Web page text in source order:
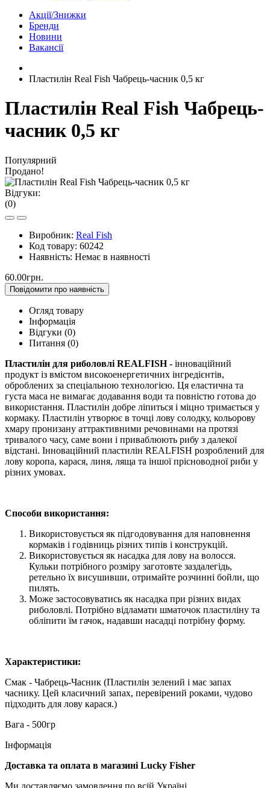
Акції/Знижки
Бренди
Новини
Вакансії
Пластилін Real Fish Чабрець-часник 0,5 кг
Пластилін Real Fish Чабрець-
часник 0,5 кг
Популярний
Продано!
Відгуки:
(0)
Виробник: Real Fish
Код товару: 60242
Наявність: Немає в наявності
60.00грн.
Повідомити про наявність
Огляд товару
Інформація
Відгуки (0)
Питання (0)
Пластилін для риболовлі REALFISH - інноваційний
продукт із вмістом високоенергетичних інгредієнтів,
оброблених за спеціальною технологією. Ця еластична та
густа маса не вимагає додавання води та повністю готова до
використання. Пластилін добре ліпиться і міцно тримається у
кормаку. Пластилін утворює в точці лову солодку, кольорову
хмару пронизану аттрактивними речовинами на протязі
тривалого часу, саме вони і приваблюють рибу з далекої
відстані. Інноваційний пластилін REALFISH розроблений для
лову коропа, карася, линя, ляща та іншої прісноводної риби у
різних умовах.
Способи використання:
Використовується як підгодовування для наповнення
кормаків і годівниць різних типів і конструкцій.
Використовується як насадка для лову на волосся.
Кульки потрібного розміру заготовте заздалегідь,
ретельно їх висушивши, отримайте розчинні бойли, що
пилять.
Може застосовуватись як насадка при різних видах
риболовлі. Потрібно відламати шматочок пластиліну та
обліпити їм гачок, надавши насадці потрібну форму.
Характеристики:
Смак - Чабрець-Часник (Пластилін зелений і має запах
часнику. Цей класичний запах, перевірений роками, чудово
підходить для лову карася.)
Вага - 500гр
Інформація
Доставка та оплата в магазині Lucky Fisher
Ми доставляємо замовлення по всій Україні.